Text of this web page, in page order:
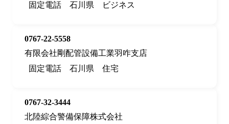
固定電話
石川県 ビジネス
0767-22-5558
有限会社剛配管設備工業羽咋支店
固定電話
石川県 住宅
0767-32-3444
北陸綜合警備保障株式会社